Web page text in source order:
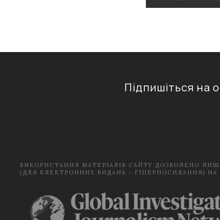
Підпишіться на
ВИКОРИСТАННЯ МАТЕРІАЛІВ САЙТУ ДОЗВОЛЕНО
(ДЛЯ ЕЛЕКТРОННИХ ВИДАНЬ - ГІПЕРПОСИЛАННЯ) НА